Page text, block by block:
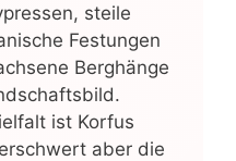
steile
Festungen
Berghänge
ist Korfus
aber die